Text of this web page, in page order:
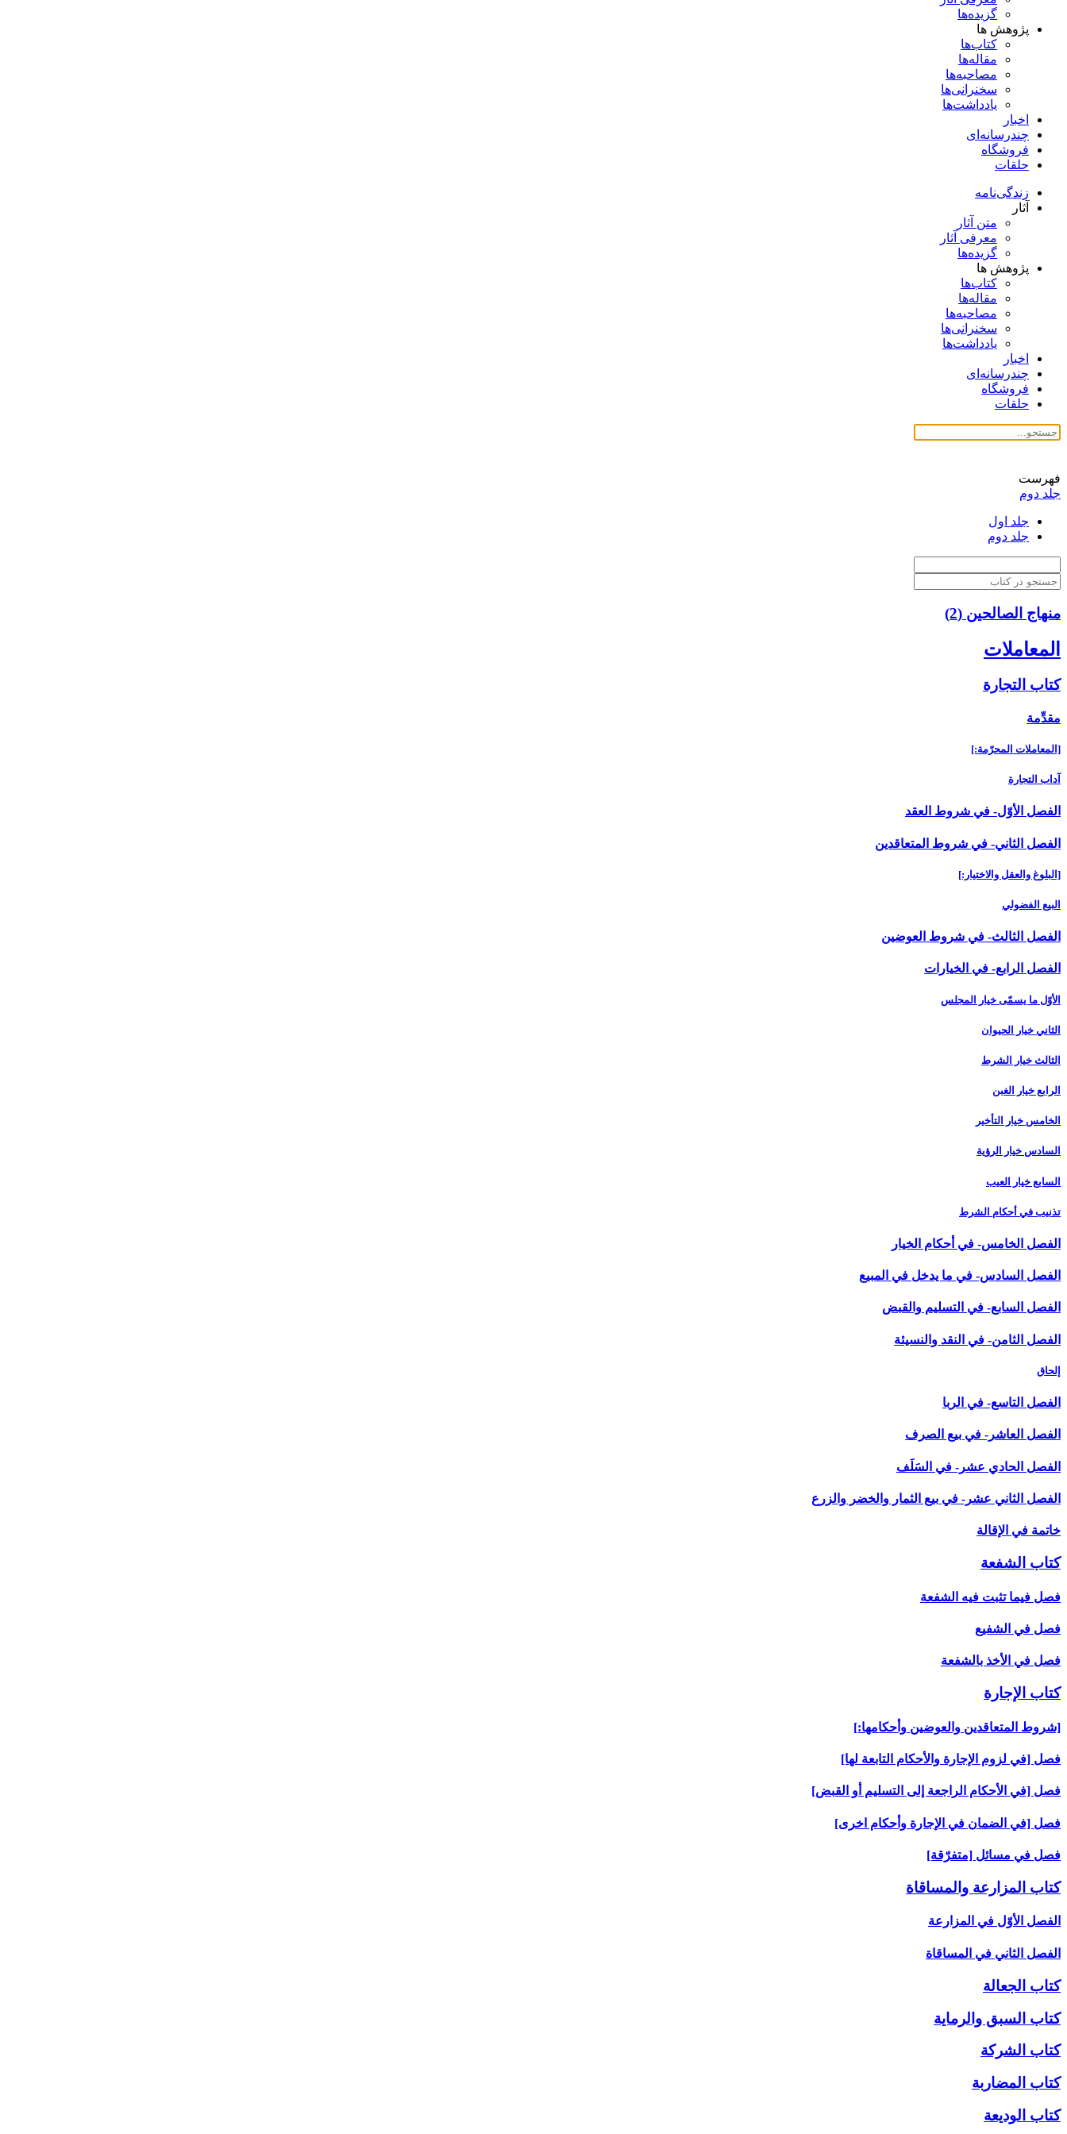
گزیده‌ها
پژوهش ها
کتاب‌ها
مقاله‌ها
مصاحبه‌ها
سخنرانی‌ها
یادداشت‌ها
اخبار
چندرسانه‌ای
فروشگاه
حلقات
زندگی‌نامه
آثار
متن آثار
معرفی آثار
گزیده‌ها
پژوهش ها
کتاب‌ها
مقاله‌ها
مصاحبه‌ها
سخنرانی‌ها
یادداشت‌ها
اخبار
چندرسانه‌ای
فروشگاه
حلقات
فهرست
جلد دوم
جلد اول
جلد دوم
منهاج الصالحین (2)
المعاملات
كتاب التجارة
مقدِّمة
[المعاملات المحرّمة:]
آداب التجارة
الفصل الأوّل- في شروط العقد
الفصل الثاني- في شروط المتعاقدين‏
[البلوغ والعقل والاختيار:]
البيع الفضولي
الفصل الثالث- في شروط العوضين‏
الفصل الرابع- في الخيارات‏
الأوّل ما يسمّى خيار المجلس
الثاني خيار الحيوان
الثالث خيار الشرط
الرابع خيار الغبن
الخامس خيار التأخير
السادس خيار الرؤية
السابع خيار العيب
تذنيب في أحكام الشرط
الفصل الخامس- في أحكام الخيار
الفصل السادس- في ما يدخل في المبيع‏
الفصل السابع- في التسليم والقبض‏
الفصل الثامن- في النقد والنسيئة
إلحاق
الفصل التاسع- في الربا
الفصل العاشر- في بيع الصرف‏
الفصل الحادي عشر- في السَلَف
الفصل الثاني عشر- في بيع الثمار والخضر والزرع‏
خاتمة في الإقالة
كتاب الشفعة
فصل فيما تثبت فيه الشفعة
فصل في الشفيع
فصل في الأخذ بالشفعة
كتاب الإجارة
[شروط المتعاقدين والعوضين وأحكامها:]
فصل [في لزوم الإجارة والأحكام التابعة لها]
فصل [في الأحكام الراجعة إلى التسليم أو القبض‏]
فصل [في الضمان في الإجارة وأحكام اخرى‏]
فصل في مسائل [متفرّقة]
كتاب المزارعة والمساقاة
الفصل الأوّل في المزارعة
الفصل الثاني في المساقاة
كتاب الجعالة
كتاب السبق والرماية
كتاب الشركة
كتاب المضاربة
كتاب الوديعة